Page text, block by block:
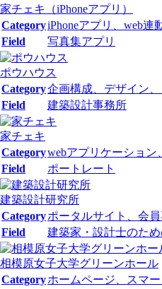
家チェキ（iPhoneアプリ）
CategoryiPhoneアプリ、web
Field
写真集アプリ
ポウハウス
Category企画構成、デザイン
Field
建築設計事務所
家チェキ
Categorywebアプリケーショ
Field
ポートレート
建築設計研究所
Categoryポータルサイト、会
Field
建築家・設計士のた
相模原女子大学グリーンホール
Categoryホームページ、スマ